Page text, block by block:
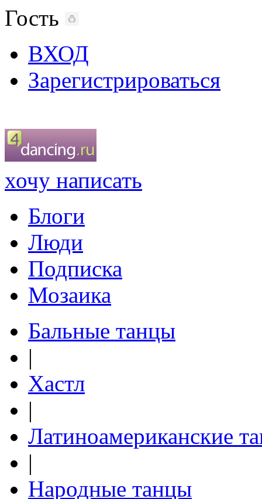
Гость
ВХОД
Зарегистрироваться
хочу написать
Блоги
Люди
Подписка
Мозаика
Бальные танцы
|
Хастл
|
Латиноамериканские
|
Народные танцы